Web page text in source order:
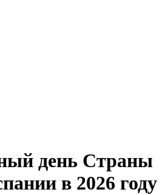
день Страны
в 2026 году